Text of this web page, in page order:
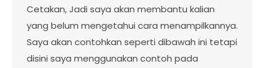
Cetakan, Jadi saya akan membantu kalian
yang belum mengetahui cara menampilkannya.
Saya akan contohkan seperti dibawah ini tetapi
disini saya menggunakan contoh pada